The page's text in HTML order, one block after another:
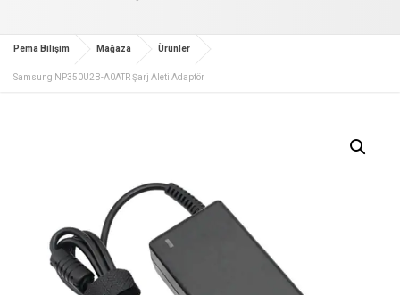
Pema Bilişim Mağaza Ürünler
Samsung NP350U2B-A0ATR Şarj Aleti Adaptör